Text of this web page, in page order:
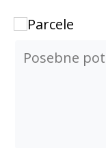
Parcele